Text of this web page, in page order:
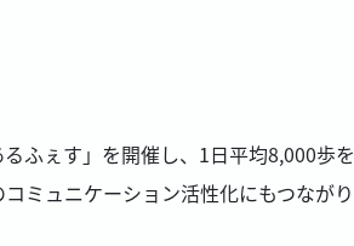
ふぇす」を開催し、1日平均8,000歩を
ミュニケーション活性化にもつながり